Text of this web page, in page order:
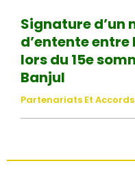
Signature d’un
d’entente entre
lors du 15e
Banjul
Partenariats Et